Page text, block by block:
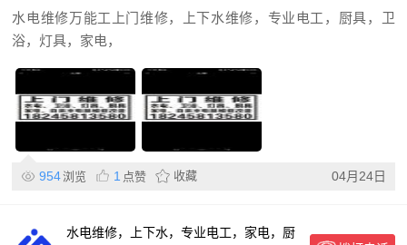
水电维修万能工上门维修，上下水维修，专业电工，厨具，卫
浴，灯具，家电，
954浏览 1 点赞 收藏 04月24日
水电维修，上下水，专业电工，家电，厨